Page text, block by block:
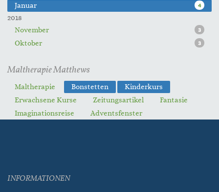
Januar 4
2018
November
3
Oktober 3
Maltherapie Matthews
Maltherapie Bonstetten
Kinderkurs
Erwachsene Kurse
Zeitungsartikel
Fantasie
Imaginationsreise
Adventsfenster
INFORMATIONEN